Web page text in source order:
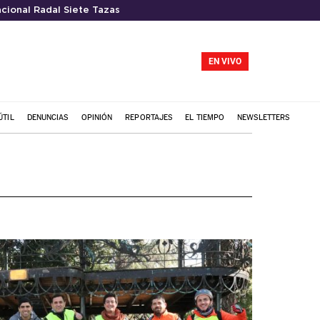
Radal Siete Tazas
EN VIVO
DENUNCIAS OPINIÓN REPORTAJES EL TIEMPO NEWSLETTERS